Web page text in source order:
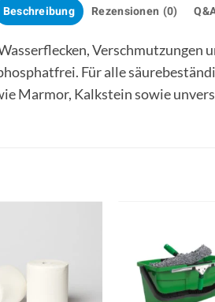
Beschreibung Rezensionen (0)
Verschmutzungen
Für alle
Marmor, Kalkstein sowie